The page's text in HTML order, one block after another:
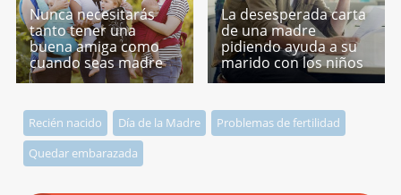
Nunca necesitarás
tanto tener una
buena amiga como
cuando seas madre
La desesperada carta
de una madre
pidiendo ayuda a su
marido con los niños
Recién nacido Día de la Madre
Problemas de fertilidad
Quedar embarazada